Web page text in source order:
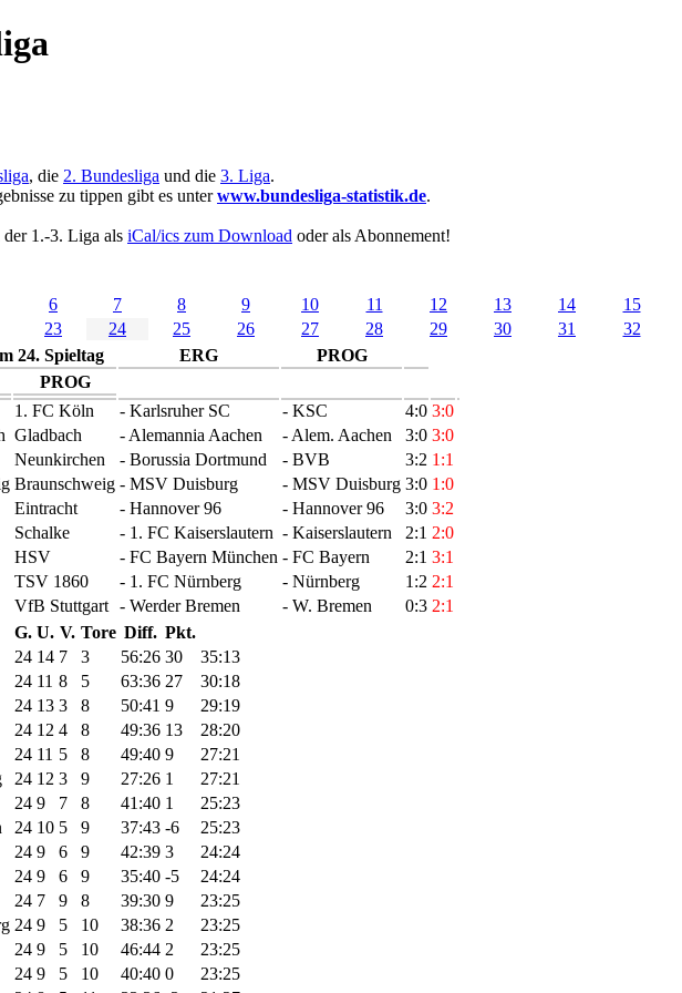
, die 2. Bundesliga und die 3. Liga.
zu tippen gibt es unterwww.bundesliga-statistik.de.
1.-3. Liga als iCal/ics zum Download oder als Abonnement!
6 7 8 9 10 11 12 13 14 15
23 24 25 26 27 28 29 30 31 32
24. Spieltag
ERG
PROG
PROG
1. FC Köln - Karlsruher SC - KSC 4:0 3:0
Gladbach - Alemannia Aachen - Alem. Aachen 3:0 3:0
Neunkirchen - Borussia Dortmund - BVB 3:2 1:1
Braunschweig - MSV Duisburg - MSV Duisburg 3:0 1:0
Eintracht - Hannover 96 - Hannover 96 3:0 3:2
Schalke - 1. FC Kaiserslautern - Kaiserslautern 2:1 2:0
HSV - FC Bayern München - FC Bayern 2:1 3:1
TSV 1860 - 1. FC Nürnberg - Nürnberg 1:2 2:1
VfB Stuttgart - Werder Bremen - W. Bremen 0:3 2:1
G. U. V. Tore Diff. Pkt.
24 14 7 3 56:26 30
35:13
24 11 8 5 63:36 27
30:18
24 13 3 8 50:41 9
29:19
24 12 4 8 49:36 13
28:20
24 11 5 8 49:40 9
27:21
24 12 3 9 27:26 1
27:21
24 9 7 8 41:40 1
25:23
24 10 5 9 37:43 -6
25:23
24 9 6 9 42:39 3
24:24
24 9 6 9 35:40 -5
24:24
24 7 9 8 39:30 9
23:25
24 9 5 10 38:36 2
23:25
24 9 5 10 46:44 2
23:25
24 9 5 10 40:40 0
23:25